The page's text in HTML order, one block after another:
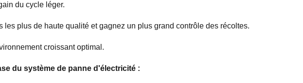
du cycle léger.
les plus de haute qualité et gagnez un plus grand contrôle des récoltes.
croissant optimal.
du système de panne d'électricité :